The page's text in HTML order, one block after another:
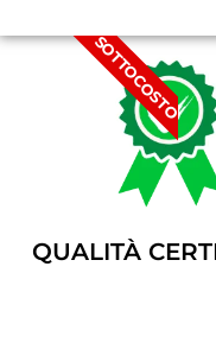
SOTTOCOSTO
QUALITÀ